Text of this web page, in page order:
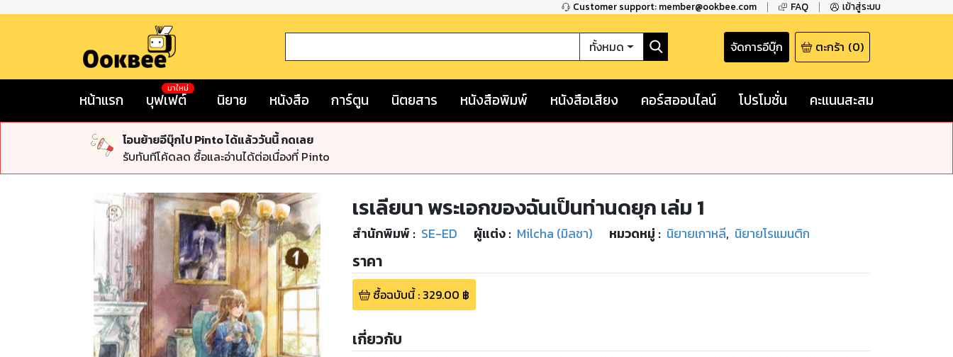
Customer support: member@ookbee.com FAQ เข้าสู่ระบบ
ทั้งหมด จัดการอีบุ๊ก ตะกร้า (0)
หน้าแรก บุฟเฟต์
มาใหม่
นิยาย หนังสือ การ์ตูน นิตยสาร หนังสือพิมพ์ หนังสือเสียง คอร์สออนไลน์ โปรโมชั่น คะแนนสะสม
โอนย้ายอีบุ๊กไป Pinto ได้แล้ววันนี้ กดเลย
รับทันทีโค้ดลด ซื้อและอ่านได้ต่อเนื่องที่ Pinto
เรเลียนา พระเอกของฉันเป็นท่านดยุก เล่ม 1
สำนักพิมพ์ : SE-ED ผู้แต่ง : Milcha (มิลชา) หมวดหมู่ : นิยายเกาหลี, นิยายโรแมนติก
ราคา
ซื้อฉบับนี้: 329.00 ฿
เกี่ยวกับ